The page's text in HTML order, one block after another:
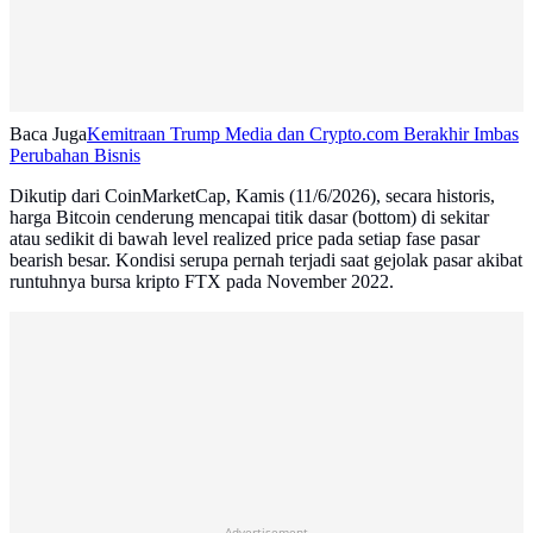
Baca JugaKemitraan Trump Media dan Crypto.com Berakhir Imbas
Perubahan Bisnis
Dikutip dari CoinMarketCap, Kamis (11/6/2026), secara historis,
harga Bitcoin cenderung mencapai titik dasar (bottom) di sekitar
atau sedikit di bawah level realized price pada setiap fase pasar
bearish besar. Kondisi serupa pernah terjadi saat gejolak pasar akibat
runtuhnya bursa kripto FTX pada November 2022.